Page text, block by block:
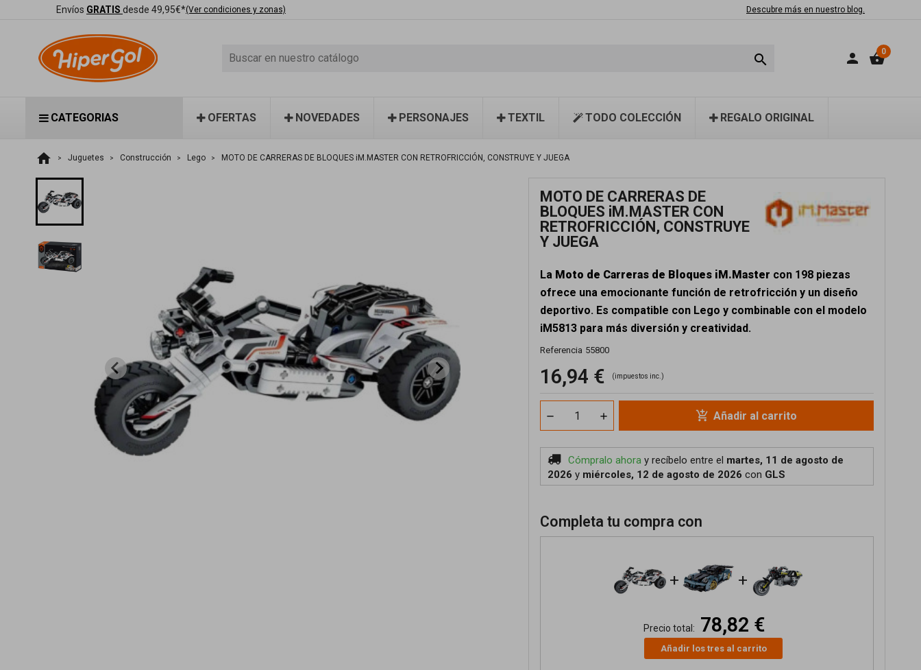
Envíos GRATIS desde 49,95€*(Ver condiciones y zonas) Descubre más en nuestro blog.
 person shopping_basket0
CATEGORIAS OFERTAS NOVEDADES PERSONAJES TEXTIL TODO COLECCIÓN REGALO ORIGINAL
home Juguetes Construcción Lego MOTO DE CARRERAS DE BLOQUES iM.MASTER CON RETROFRICCIÓN, CONSTRUYE Y JUEGA
MOTO DE CARRERAS DE
BLOQUES iM.MASTER CON
RETROFRICCIÓN, CONSTRUYE
Y JUEGA
La Moto de Carreras de Bloques iM.Master con 198 piezas
ofrece una emocionante función de retrofricción y un diseño
deportivo. Es compatible con Lego y combinable con el modelo
iM5813 para más diversión y creatividad.
Referencia 55800
16,94 € (impuestos inc.)
add_shopping_cart Añadir al carrito
Cómpralo ahoray recíbeloentre el martes, 11 de agosto de
2026 y miércoles, 12 de agosto de 2026 con GLS
Completa tu compra con
+ +
Precio total: 78,82 €
Añadir los tres al carrito